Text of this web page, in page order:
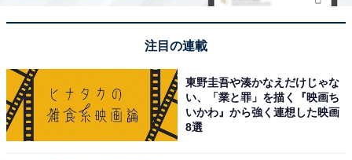
※掲載されている情報は記事公開時のものです。あらか
すると、売上の一部がオールアバウトに還元されること
があります。
この記事の執筆者： All About ニュース お買
いもの部
注目の連載
東野圭吾や湊かなえだけじゃな
い、「業と罪」を描く『映画ち
いかわ』から強く連想した映画
8選